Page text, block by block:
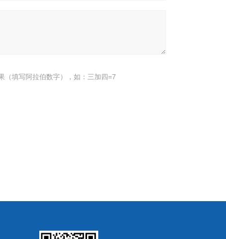
（填写阿拉伯数字），如：三加四=7